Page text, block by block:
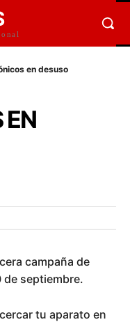
en desuso
EN
campaña de
de septiembre.
tu aparato en